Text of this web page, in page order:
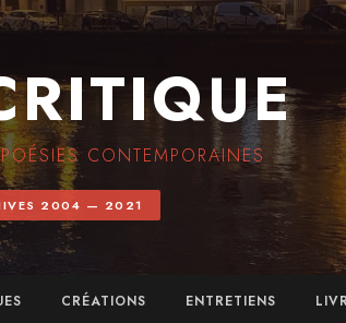
POÉSIES CONTEMPORAINES
2004 — 2021
CRÉATIONS ENTRETIENS